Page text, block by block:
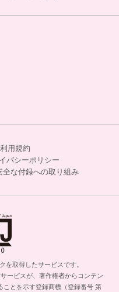
利用規約
バシーポリシー
全な付録への取り組み
取得したサービスです。
ービスが、著作権者からコンテン
ことを示す登録商標（登録番号 第